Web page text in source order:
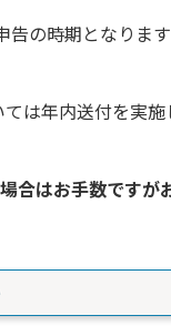
告の時期となりま
は年内送付を実
合はお手数ですが